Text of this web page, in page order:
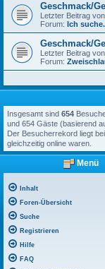
Geschmack/
Letzter Beitrag von
Forum: Ich
Geschmack/
Letzter Beitrag von
Forum:
Insgesamt sind 654
und 654 Gäste (basierend
Der Besucherrekord liegt bei
gleichzeitig online waren.
Menü
Inhalt
Foren-Übersicht
Suche
Registrieren
Hilfe
FAQ